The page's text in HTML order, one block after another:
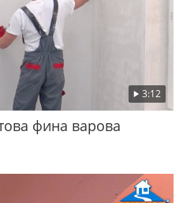
3:12
фина варова